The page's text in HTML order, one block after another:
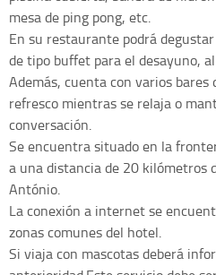
mesa de ping pong, etc.
En su restaurante podrá
de tipo buffet para el desayuno,
Además, cuenta con varios bares
refresco mientras se relaja o
conversación.
Se encuentra situado en la
a una distancia de 20 kilómetros
António.
La conexión a internet se
zonas comunes del hotel.
Si viaja con mascotas deberá